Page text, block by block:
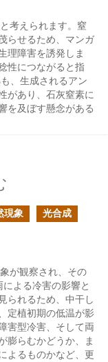
考えられます。窒
らせるため、マンガ
理障害を誘発しま
性につながると指
、生成されるアン
があり、石灰窒素に
を及ぼす懸念がある
現象
光合成
が観察され、その
よる冷害の影響と
られるため、中干し
定植初期の低温が影
害型冷害、そして両
膨らむかどうか、ま
よるものかなど、更